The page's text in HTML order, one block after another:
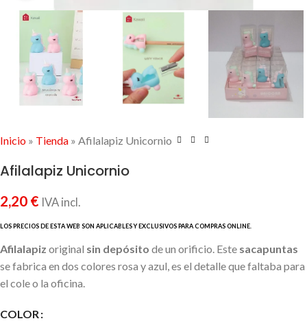
Inicio » Tienda » Afilalapiz Unicornio
Afilalapiz Unicornio
2,20 € IVA incl.
Afilalapiz original sin depósito de un orificio. Este sacapuntas
se fabrica en dos colores rosa y azul, es el detalle que faltaba para
el cole o la oficina.
COLOR